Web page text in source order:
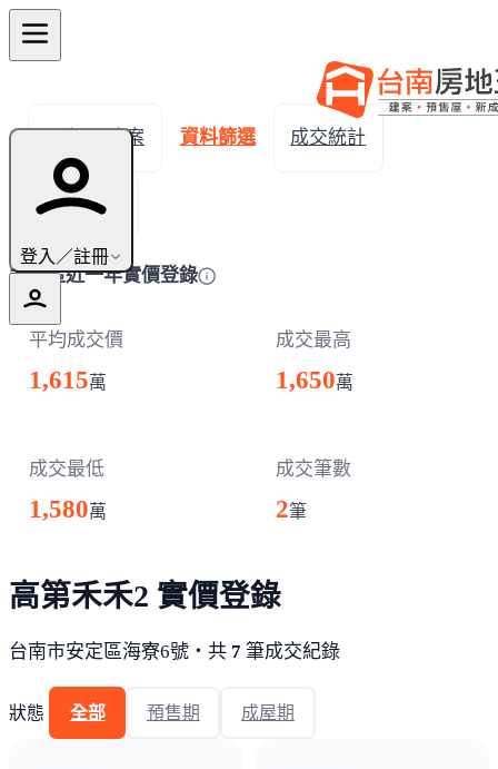
登入／註冊
← 返回建案 資料篩選 成交統計
成交明細
安定區近一年實價登錄
平均成交價
1,615萬
成交最高
1,650萬
成交最低
1,580萬
成交筆數
2筆
高第禾禾2 實價登錄
台南市安定區海寮6號・共 7 筆成交紀錄
狀態 全部 預售期 成屋期